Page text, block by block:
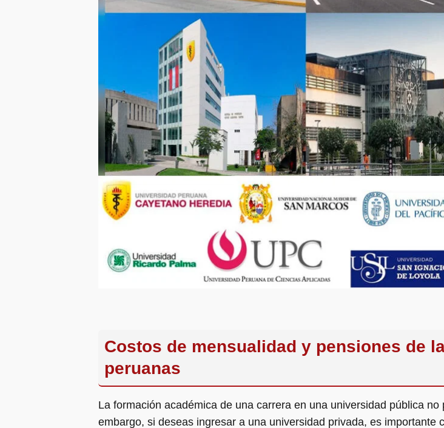
Costos de mensualidad y pensiones de
peruanas
La formación académica de una carrera en una universidad pública
embargo, si deseas ingresar a una universidad privada, es